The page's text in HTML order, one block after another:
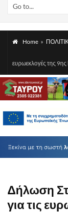
Go to...
Home »
ευρωεκλογές της 9ης
Δήλωση
για τις